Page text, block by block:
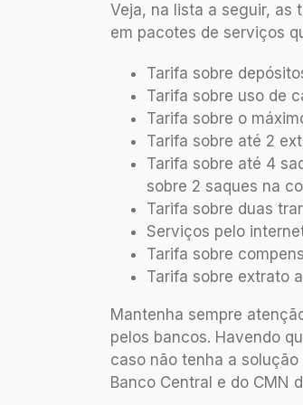
Veja, na lista a seguir, as
em pacotes de serviços
Tarifa sobre
Tarifa sobre uso de
Tarifa sobre o
Tarifa sobre até 2
Tarifa sobre até 4
sobre 2 saques na
Tarifa sobre duas
Serviços pelo
Tarifa sobre
Tarifa sobre extrato
Mantenha sempre
pelos bancos. Havendo
caso não tenha a
Banco Central e do CMN